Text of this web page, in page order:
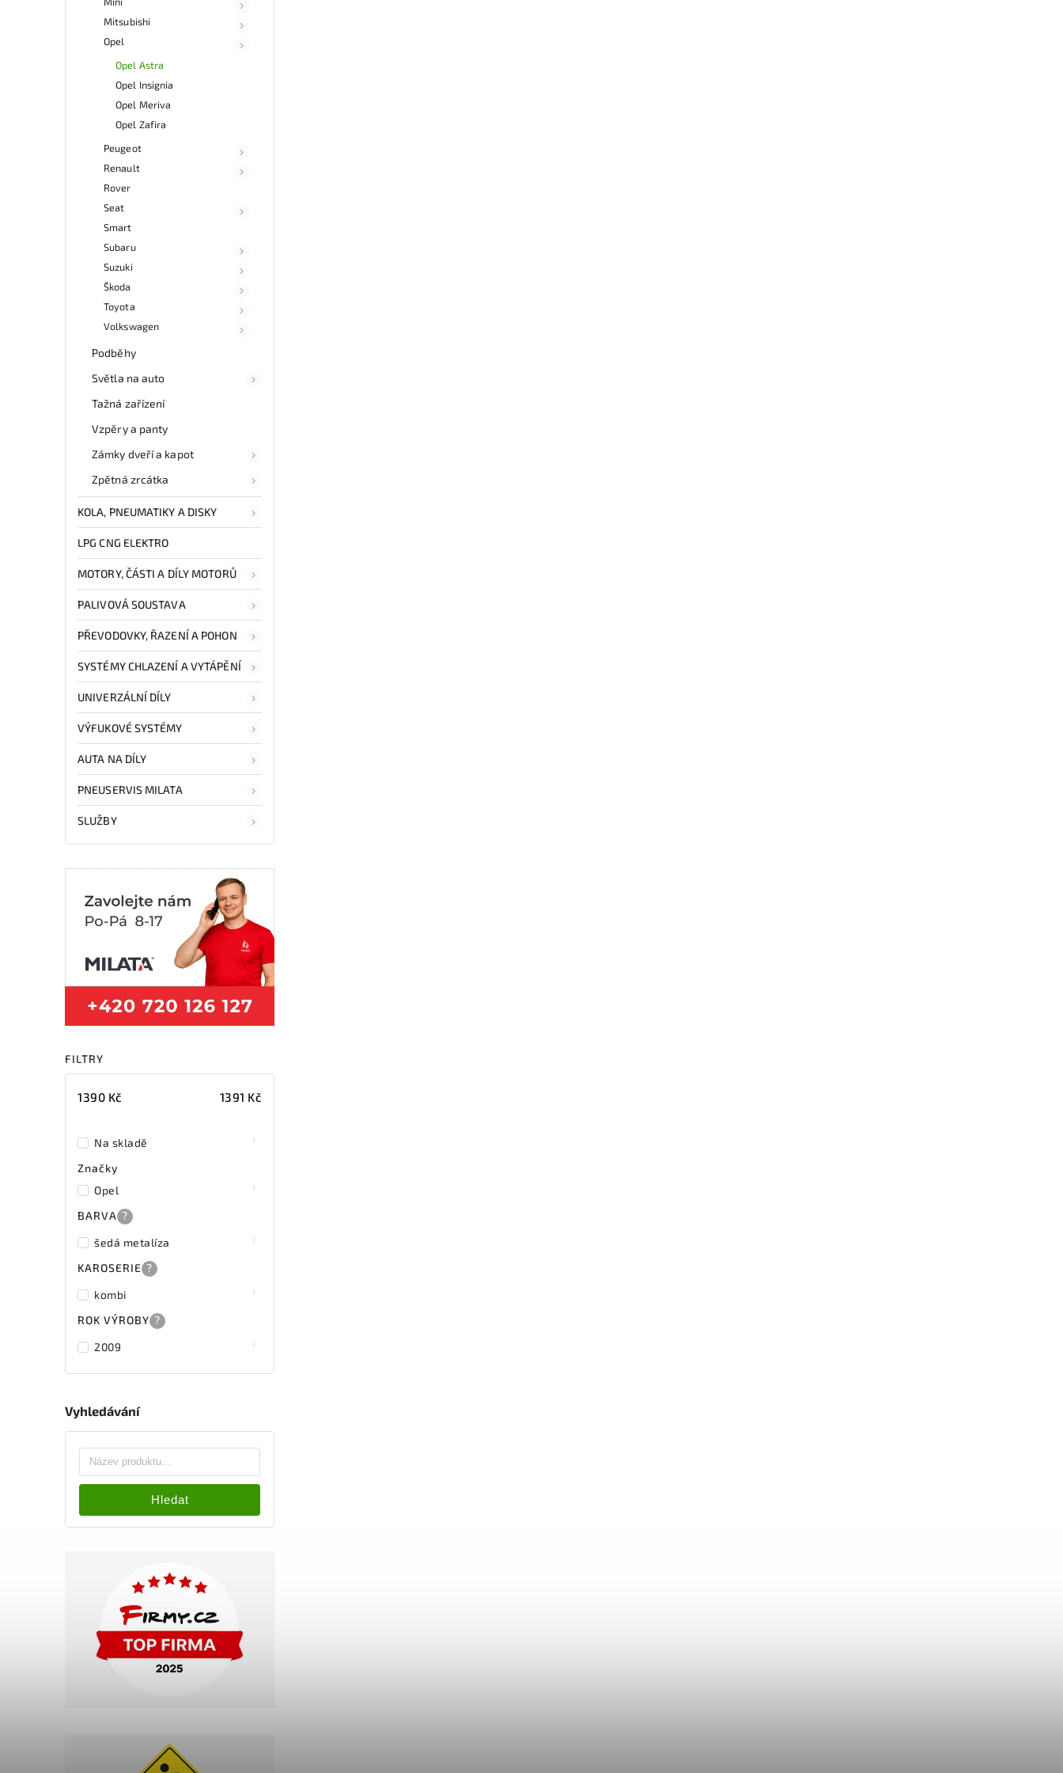
Mitsubishi
Opel
Opel Astra
Opel Insignia
Opel Meriva
Opel Zafira
Peugeot
Renault
Rover
Seat
Smart
Subaru
Suzuki
Škoda
Toyota
Volkswagen
Podběhy
Světla na auto
Tažná zařízení
Vzpěry a panty
Zámky dveří a kapot
Zpětná zrcátka
KOLA, PNEUMATIKY A DISKY
LPG CNG ELEKTRO
MOTORY, ČÁSTI A DÍLY MOTORŮ
PALIVOVÁ SOUSTAVA
PŘEVODOVKY, ŘAZENÍ A POHON
SYSTÉMY CHLAZENÍ A VYTÁPĚNÍ
UNIVERZÁLNÍ DÍLY
VÝFUKOVÉ SYSTÉMY
AUTA NA DÍLY
PNEUSERVIS MILATA
SLUŽBY
FILTRY
1390 Kč 1391 Kč
Na skladě 1
Značky
Opel
1
BARVA ?
šedá metalíza
1
KAROSERIE ?
kombi
1
ROK VÝROBY ?
2009
1
Vyhledávání
Hledat